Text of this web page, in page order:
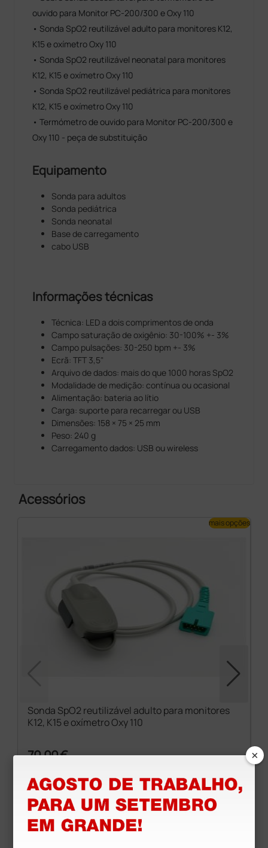
ouvido para Monitor PC-200/300 e Oxy 110
• Sonda SpO2 reutilizável adulto para monitores K12,
K15 e oxímetro Oxy 110
• Sonda SpO2 reutilizável neonatal para monitores
K12, K15 e oxímetro Oxy 110
• Sonda SpO2 reutilizável pediátrica para monitores
K12, K15 e oxímetro Oxy 110
• Termómetro de ouvido para Monitor PC-200/300 e
Oxy 110 - peça de substituição
Equipamento
Sonda para adultos
Sonda pediátrica
Sonda neonatal
Base de carregamento
cabo USB
Informações técnicas
Técnica: LED a dois comprimentos de onda
Campo saturação de oxigênio: 30-100% +- 3%
Campo pulsações: 30-250 bpm +- 3%
Ecrã: TFT 3,5"
Arquivo de dados: mais do que 1000 horas SpO2
Modalidade de medição: contínua ou ocasional
Alimentação: bateria ao lítio
Carga: suporte para recarregar ou USB
Dimensões: 158 × 75 × 25 mm
Peso: 240 g
Carregamento dados: USB ou wireless
Acessórios
Sonda SpO2 reutilizável adulto para monitores
K12, K15 e oxímetro Oxy 110
70,00 €
1 unidade
mais opções
Produtos similares
×